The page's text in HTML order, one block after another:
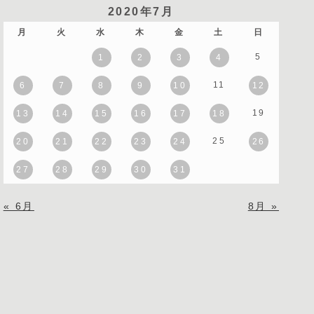
2020年7月
月 火 水 木 金 土 日
1 2 3 4 5
6 7 8 9 10 11 12
13 14 15 16 17 18 19
20 21 22 23 24 25 26
27 28 29 30 31
« 6月 8月 »